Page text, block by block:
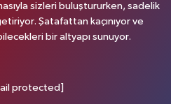
sizleri buluştururken, sadelik
Şatafattan kaçınıyor ve
bir altyapı sunuyor.
protected]